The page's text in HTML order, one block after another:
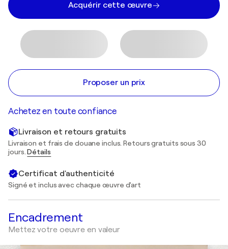
Acquérir cette œuvre
Proposer un prix
Achetez en toute confiance
Livraison et retours gratuits
Livraison et frais de douane inclus. Retours gratuits sous 30
jours.Détails
Certificat d'authenticité
Signé et inclus avec chaque œuvre d'art
Encadrement
Mettez votre oeuvre en valeur